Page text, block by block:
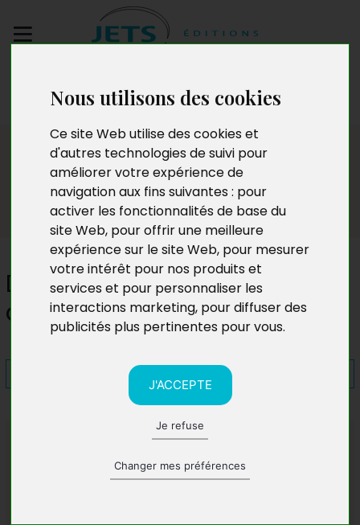
Nous utilisons des cookies
Ce site Web utilise des cookies et
d'autres technologies de suivi pour
améliorer votre expérience de
navigation aux fins suivantes : pour
activer les fonctionnalités de base du
site Web, pour offrir une meilleure
expérience sur le site Web, pour mesurer
votre intérêt pour nos produits et
services et pour personnaliser les
interactions marketing, pour diffuser des
publicités plus pertinentes pour vous.
J'ACCEPTE
Je refuse
Changer mes préférences
manuscrit
Presse
Dix-sept heures douze, place
d'Italie
A lire également